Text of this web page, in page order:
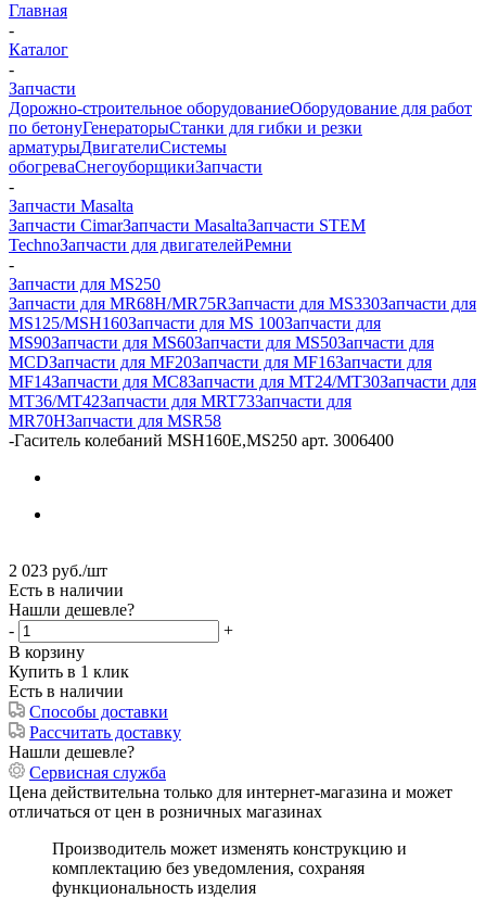
Главная
-
Каталог
-
Запчасти
Дорожно-строительное оборудованиеОборудование для работ
по бетонуГенераторыСтанки для гибки и резки
арматурыДвигателиСистемы
обогреваСнегоуборщикиЗапчасти
-
Запчасти Masalta
Запчасти CimarЗапчасти MasaltaЗапчасти STEM
TechnoЗапчасти для двигателейРемни
-
Запчасти для MS250
Запчасти для MR68H/MR75RЗапчасти для MS330Запчасти для
MS125/MSH160Запчасти для MS 100Запчасти для
MS90Запчасти для MS60Запчасти для MS50Запчасти для
MCDЗапчасти для MF20Запчасти для MF16Запчасти для
MF14Запчасти для MC8Запчасти для MT24/MT30Запчасти для
MT36/MT42Запчасти для MRT73Запчасти для
MR70HЗапчасти для MSR58
-Гаситель колебаний MSH160E,MS250 арт. 3006400
2 023 руб./шт
Есть в наличии
Нашли дешевле?
-
+
В корзину
Купить в 1 клик
Есть в наличии
Способы доставки
Рассчитать доставку
Нашли дешевле?
Сервисная служба
Цена действительна только для интернет-магазина и может
отличаться от цен в розничных магазинах
Производитель может изменять конструкцию и
комплектацию без уведомления, сохраняя
функциональность изделия